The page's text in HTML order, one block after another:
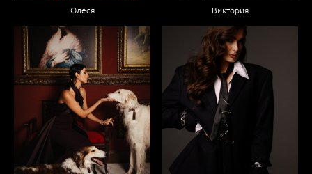
Олеся Виктория